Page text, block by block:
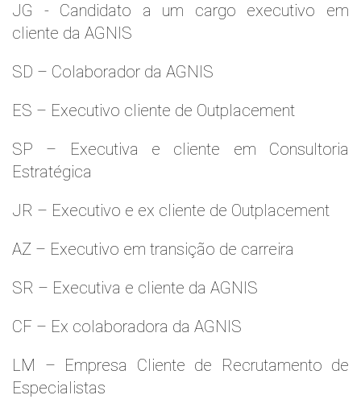
JG - Candidato a um cargo executivo em
cliente da AGNIS
SD – Colaborador da AGNIS
ES – Executivo cliente de Outplacement
SP – Executiva e cliente em Consultoria
Estratégica
JR – Executivo e ex cliente de Outplacement
AZ – Executivo em transição de carreira
SR – Executiva e cliente da AGNIS
CF – Ex colaboradora da AGNIS
LM – Empresa Cliente de Recrutamento de
Especialistas